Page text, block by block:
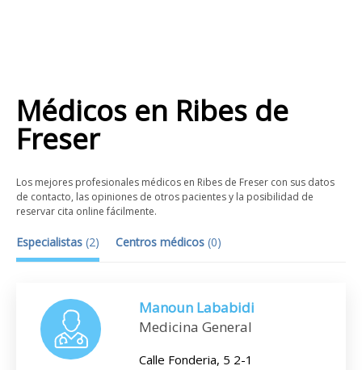
Médicos en Ribes de
Freser
Los mejores profesionales médicos en Ribes de Freser con sus datos
de contacto, las opiniones de otros pacientes y la posibilidad de
reservar cita online fácilmente.
Especialistas (2) Centros médicos (0)
Manoun Lababidi
Medicina General
Calle Fonderia, 5 2-1